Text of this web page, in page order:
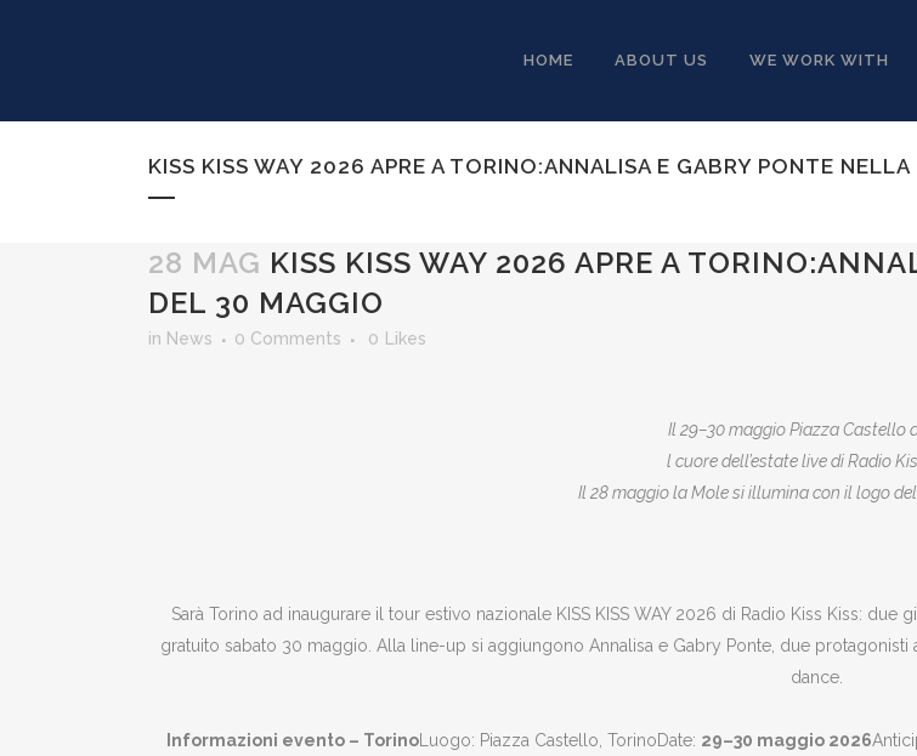
HOME ABOUT US WE WORK WITH
KISS KISS WAY 2026 APRE A TORINO:ANNALISA E GABRY PONTE
28 MAG KISS KISS WAY 2026 APRE A
DEL 30 MAGGIO
in News 0 Comments 0 Likes
Il 29–30 maggio Piazza Castello
l cuore dell’estate live di Radio
Il 28 maggio la Mole si illumina con il logo
Sarà Torino ad inaugurare il tour estivo nazionale KISS KISS WAY 2026 di Radio Kiss Kiss:
gratuito sabato 30 maggio. Alla line-up si aggiungono Annalisa e Gabry Ponte, due
dance.
Informazioni evento – Torino Luogo: Piazza Castello, TorinoDate: 29–30 maggio 2026